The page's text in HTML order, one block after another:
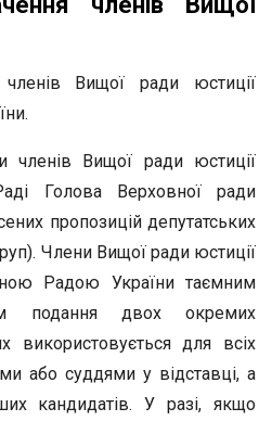
Вищої ради юстиції
членів Вищої ради юстиції
Голова Верховної ради
пропозицій депутатських
Члени Вищої ради юстиції
Радою України таємним
подання двох окремих
використовується для всіх
або суддями у відставці, а
кандидатів. У разі, якщо